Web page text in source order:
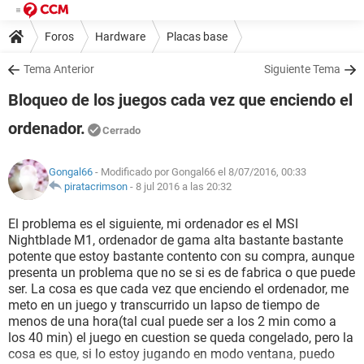
Foros Hardware Placas base
Tema Anterior Siguiente Tema
Bloqueo de los juegos cada vez que enciendo el
ordenador.
Cerrado
Gongal66 - Modificado por Gongal66 el 8/07/2016, 00:33
piratacrimson - 8 jul 2016 a las 20:32
El problema es el siguiente, mi ordenador es el MSI
Nightblade M1, ordenador de gama alta bastante bastante
potente que estoy bastante contento con su compra, aunque
presenta un problema que no se si es de fabrica o que puede
ser. La cosa es que cada vez que enciendo el ordenador, me
meto en un juego y transcurrido un lapso de tiempo de
menos de una hora(tal cual puede ser a los 2 min como a
los 40 min) el juego en cuestion se queda congelado, pero la
cosa es que, si lo estoy jugando en modo ventana, puedo